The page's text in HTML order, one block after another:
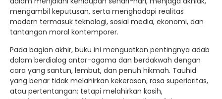
mengambil keputusan, serta menghadapi realitas
modern termasuk teknologi, sosial media, ekonomi, dan
tantangan moral kontemporer.
Pada bagian akhir, buku ini menguatkan pentingnya adab
dalam berdialog antar-agama dan berdakwah dengan
cara yang santun, lembut, dan penuh hikmah. Tauhid
yang benar tidak melahirkan kekerasan, rasa superioritas,
atau pertentangan; tetapi melahirkan kasih,